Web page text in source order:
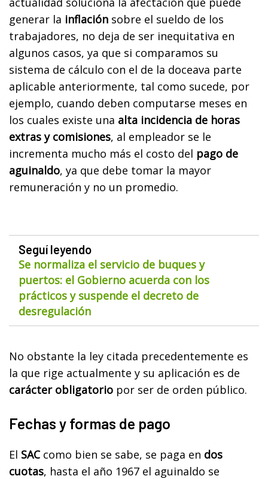
generar la inflación sobre el sueldo de los
trabajadores, no deja de ser inequitativa en
algunos casos, ya que si comparamos su
sistema de cálculo con el de la doceava parte
aplicable anteriormente, tal como sucede, por
ejemplo, cuando deben computarse meses en
los cuales existe una alta incidencia de horas
extras y comisiones, al empleador se le
incrementa mucho más el costo del pago de
aguinaldo, ya que debe tomar la mayor
remuneración y no un promedio.
Seguí leyendo
Se normaliza el servicio de buques y
puertos: el Gobierno acuerda con los
prácticos y suspende el decreto de
desregulación
No obstante la ley citada precedentemente es
la que rige actualmente y su aplicación es de
carácter obligatorio por ser de orden público.
Fechas y formas de pago
El SACcomo bien se sabe, se paga en dos
cuotas, hasta el año 1967 el aguinaldo se